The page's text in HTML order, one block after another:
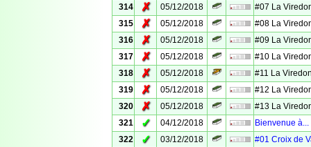
314
✗ 05/12/2018
#07 La
315
✗ 05/12/2018
#08 La
316
✗ 05/12/2018
#09 La
317
✗ 05/12/2018
#10 La
318
✗ 05/12/2018
#11 La
319
✗ 05/12/2018
#12 La
320
✗ 05/12/2018
#13 La
321
✓ 04/12/2018
Bienvenue
322
✓ 03/12/2018
#01 Croix de